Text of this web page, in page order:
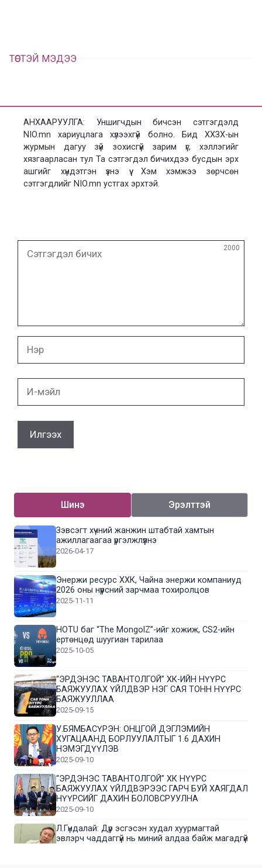
ТӨСТЭЙ МЭДЭЭ
АНХААРУУЛГА: Уншигчдын бичсэн сэтгэгдэлд
NIO.mn хариуцлага хүлээхгүй болно. Бид ХХЗХ-ын
журмын дагуу зүй зохисгүй зарим үг, хэллэгийг
хязгаарласан тул Та сэтгэгдэл бичихдээ бусдын эрх
ашгийг хүндэтгэн үзнэ үү. Хэм хэмжээ зөрчсөн
сэтгэгдлийг NIO.mn устгах эрхтэй.
бичих
2000
Шинэ Эрэлттэй
Зэвсэгт хүчний жанжин штабтай хамтын
ажиллагаагаа үргэлжлүүлнэ
2026-04-17
Энержи ресурс ХХК, Чайна энержи компаниуд
2026 оны нүүрсний зарчмаа тохиролцов
2025-11-11
HOTU баг “The MongolZ”-ийг хожиж, CS2-ийн
ертөнцөд шуугиан тарилаа
2025-10-05
“ЭРДЭНЭС ТАВАНТОЛГОЙ” ХК-ИЙН НҮҮРС
БАЯЖУУЛАХ ҮЙЛДВЭР НЭГ САЯ ТОНН НҮҮРС
БАЯЖУУЛЛАА
2025-09-15
У.БЯМБАСҮРЭН: ОНЦГОЙ ДЭГЛЭМИЙН
ХУГАЦААНД БОРЛУУЛАЛТЫГ 1.6 ДАХИН
НЭМЭГДҮҮЛЭВ
2025-09-10
“ЭРДЭНЭС ТАВАНТОЛГОЙ” ХК НҮҮРС
БАЯЖУУЛАХ ҮЙЛДВЭРЭЭС ГАРЧ БУЙ ХАЯГДАЛ
НҮҮРСИЙГ ДАХИН БОЛОВСРУУЛНА
2025-09-10
Л.Гүндалай: Дүр эсгэсэн худал хуурмагтай
эвлэрч чаддаггүй нь миний алдаа байж магадгүй